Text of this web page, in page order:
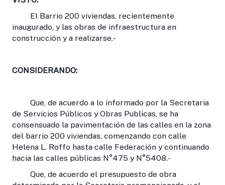
El Barrio 200 viviendas, recientemente
inaugurado, y las obras de infraestructura en
construcción y a realizarse.-
CONSIDERANDO:
Que, de acuerdo a lo informado por la Secretaria
de Servicios Públicos y Obras Publicas, se ha
consensuado la pavimentación de las calles en la zona
del barrio 200 viviendas, comenzando con calle
Helena L. Roffo hasta calle Federación y continuando
hacia las calles públicas N°475 y N°5408.-
Que, de acuerdo el presupuesto de obra